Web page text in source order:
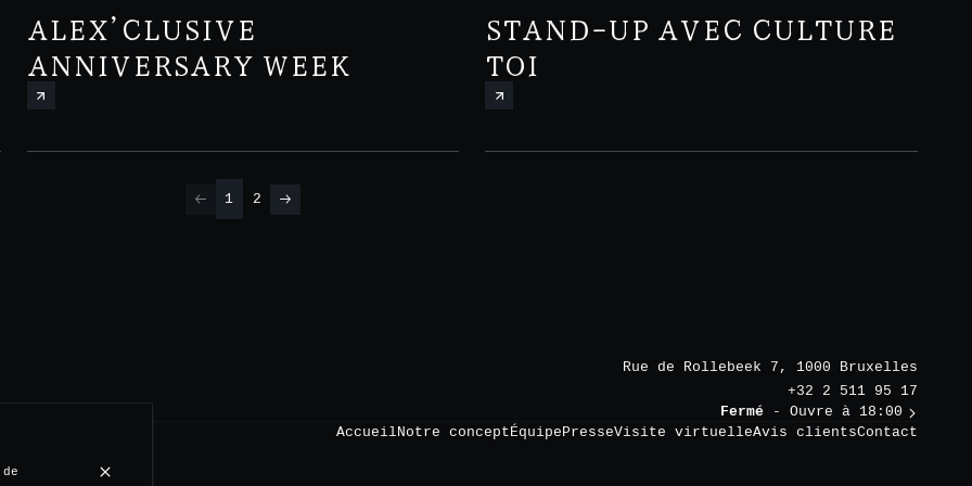
ALEX’CLUSIVE
ANNIVERSARY WEEK
STAND-UP AVEC CULTURE
TOI
1 2
Rue de Rollebeek 7, 1000 Bruxelles
+32 2 511 95 17
Fermé - Ouvre à 18:00
Accueil Notre concept Équipe PresseVisite virtuelleAvis clientsContact